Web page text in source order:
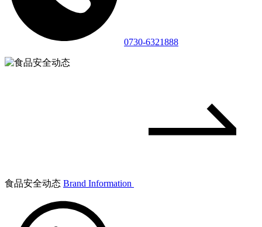
0730-6321888
食品安全动态 Brand Information